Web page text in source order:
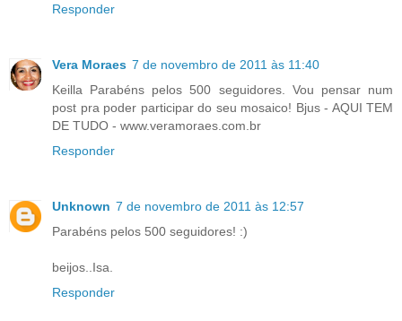
Responder
Vera Moraes 7 de novembro de 2011 às 11:40
Keilla Parabéns pelos 500 seguidores. Vou pensar num
post pra poder participar do seu mosaico! Bjus - AQUI TEM
DE TUDO - www.veramoraes.com.br
Responder
Unknown 7 de novembro de 2011 às 12:57
Parabéns pelos 500 seguidores! :)
beijos..Isa.
Responder